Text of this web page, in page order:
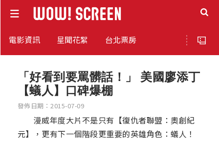
電影資訊 星聞花絮 台北票房
「好看到要罵髒話！」 美國廖添丁
【蟻人】口碑爆棚
發佈日期：2015-07-09
漫威年度大片不是只有【復仇者聯盟：奧創紀
元】，更有下一個階段更重要的英雄角色：蟻人！